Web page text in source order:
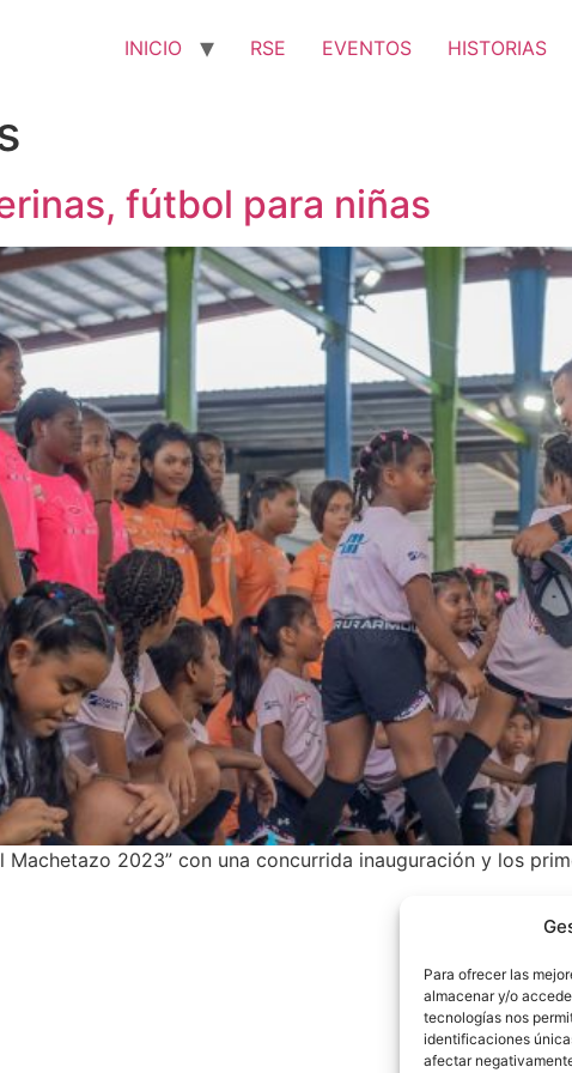
Para ofrecer las
almacenar y/o
tecnologías nos
identificaciones
afectar
INICIO RSE EVENTOS HISTORIAS
fútbol para niñas
Machetazo 2023” con una concurrida inauguración y los